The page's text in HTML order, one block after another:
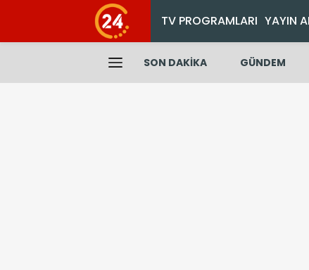
TV PROGRAMLARI YAYIN
SON DAKİKA GÜNDEM